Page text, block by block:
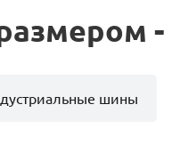
-
шины